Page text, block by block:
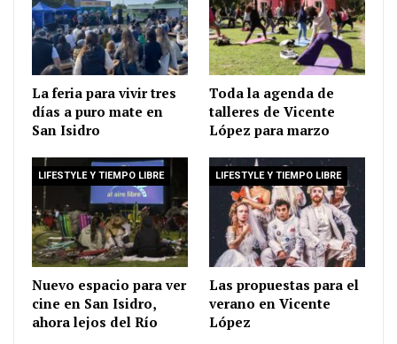
La feria para vivir tres
días a puro mate en
San Isidro
Toda la agenda de
talleres de Vicente
López para marzo
LIFESTYLE Y TIEMPO LIBRE
Nuevo espacio para ver
cine en San Isidro,
ahora lejos del Río
LIFESTYLE Y TIEMPO LIBRE
Las propuestas para el
verano en Vicente
López